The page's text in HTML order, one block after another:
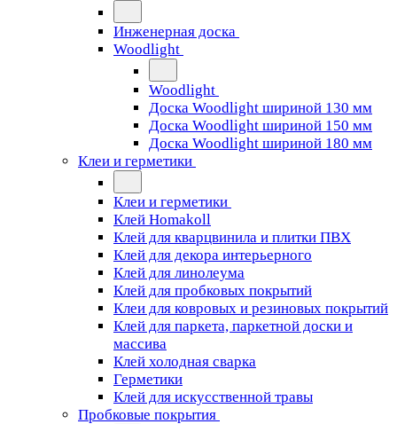
Инженерная доска
Woodlight
Woodlight
Доска Woodlight шириной 130 мм
Доска Woodlight шириной 150 мм
Доска Woodlight шириной 180 мм
Клеи и герметики
Клеи и герметики
Клей Homakoll
Клей для кварцвинила и плитки ПВХ
Клей для декора интерьерного
Клей для линолеума
Клей для пробковых покрытий
Клеи для ковровых и резиновых покрытий
Клей для паркета, паркетной доски и
массива
Клей холодная сварка
Герметики
Клей для искусственной травы
Пробковые покрытия